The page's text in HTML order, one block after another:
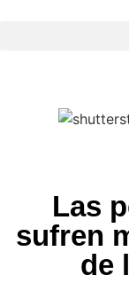
Las
sufren
de